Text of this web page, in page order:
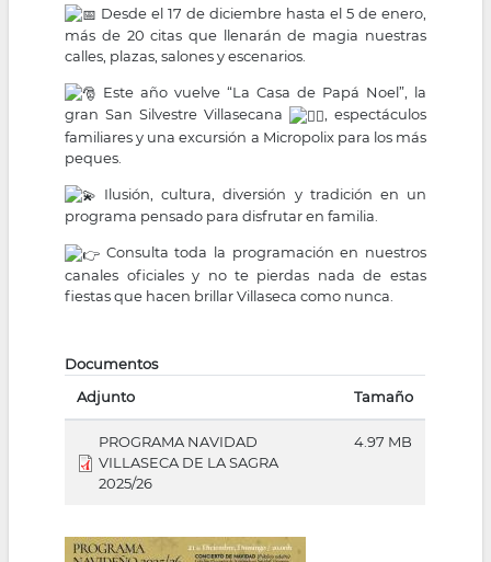
Desde el 17 de diciembre hasta el 5 de enero,
más de 20 citas que llenarán de magia nuestras
calles, plazas, salones y escenarios.
Este año vuelve “La Casa de Papá Noel”, la
gran San Silvestre Villasecana
, espectáculos
familiares y una excursión a Micropolix para los más
peques.
Ilusión, cultura, diversión y tradición en un
programa pensado para disfrutar en familia.
Consulta toda la programación en nuestros
canales oficiales y no te pierdas nada de estas
fiestas que hacen brillar Villaseca como nunca.
Documentos
Adjunto
Tamaño
PROGRAMA NAVIDAD
VILLASECA DE LA SAGRA
2025/26
4.97 MB